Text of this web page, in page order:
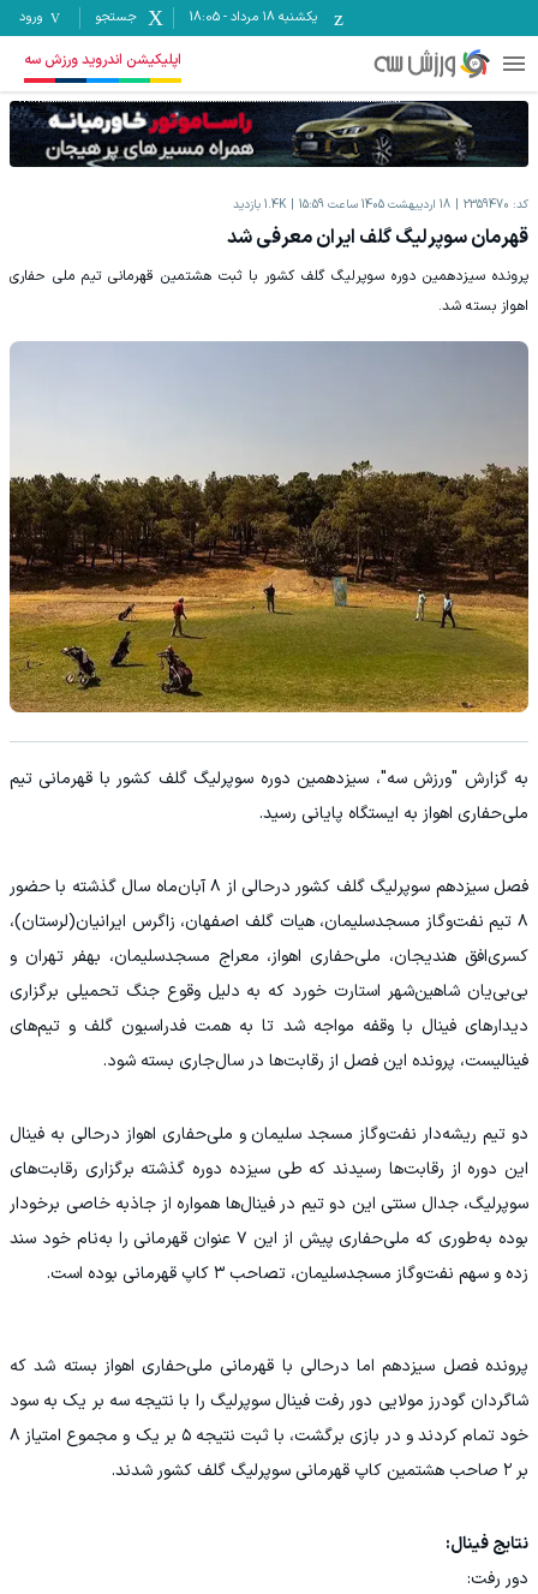
یکشنبه ۱۸ مرداد -
18:05 جستجو ورود
اپلیکیشن اندروید ورزش سه
کد: 2359470 18 اردیبهشت 1405 ساعت 15:59 1.4K بازدید
قهرمان سوپرلیگ گلف ایران معرفی شد
پرونده سیزدهمین دوره سوپرلیگ گلف کشور با ثبت هشتمین قهرمانی تیم ملی حفاری
اهواز بسته شد.
به گزارش "ورزش سه"، سیزدهمین دوره سوپرلیگ گلف کشور با قهرمانی تیم
ملی‌حفاری اهواز به ایستگاه پایانی رسید.
فصل سیزدهم سوپرلیگ گلف کشور درحالی از ۸ آبان‌ماه سال گذشته با حضور
۸ تیم نفت‌وگاز مسجدسلیمان، هیات گلف اصفهان، زاگرس ایرانیان(لرستان)،
کسری‌افق هندیجان، ملی‌حفاری اهواز، معراج مسجدسلیمان، بهفر تهران و
بی‌بی‌یان شاهین‌شهر استارت خورد که به دلیل وقوع جنگ تحمیلی برگزاری
دیدارهای فینال با وقفه مواجه شد تا به همت فدراسیون گلف و تیم‌های
فینالیست، پرونده این فصل از رقابت‌ها در سال‌جاری بسته شود.
دو تیم ریشه‌دار نفت‌وگاز مسجد سلیمان و ملی‌حفاری اهواز درحالی به فینال
این دوره از رقابت‌ها رسیدند که طی سیزده دوره گذشته برگزاری رقابت‌های
سوپرلیگ، جدال سنتی این دو تیم در فینال‌ها همواره از جاذبه خاصی برخودار
بوده به‌طوری که ملی‌حفاری پیش از این ۷ عنوان قهرمانی را به‌نام خود سند
زده و سهم نفت‌وگاز مسجدسلیمان، تصاحب ۳ کاپ قهرمانی بوده است.
پرونده فصل سیزدهم اما درحالی با قهرمانی ملی‌حفاری اهواز بسته شد که
شاگردان گودرز مولایی دور رفت فینال سوپرلیگ را با نتیجه سه بر یک به سود
خود تمام کردند و در بازی برگشت، با ثبت نتیجه ۵ بر یک و مجموع امتیاز ۸
بر ۲ صاحب هشتمین کاپ قهرمانی سوپرلیگ گلف کشور شدند.
نتایج فینال:
دور رفت: